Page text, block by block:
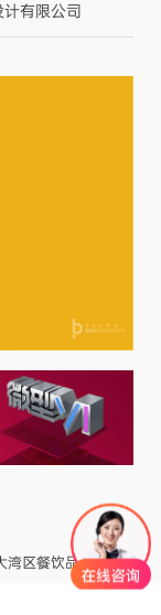
有限公司
湾区餐饮品牌设